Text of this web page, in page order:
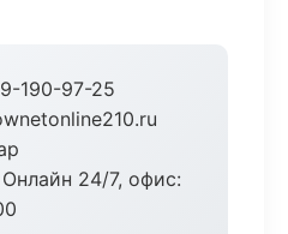
190-97-25
Онлайн 24/7, офис: